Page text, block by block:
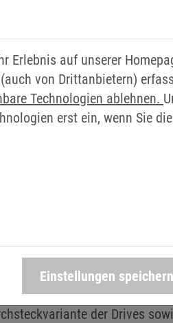
in der Spitze
arbeiten mehrere Drive
Adapter-Platine besteht.
und die
gesteigerte Kosteneffizienz
keine eigens dafür
werden müssen, sondern die
werden. Das reduziert die
Anwender flexibel bei
Sowohl Luft- als auch
möglich.
der Drives
Erlebnis auf unserer
von Drittanbietern)
Technologien ablehnen.
erst ein, wenn Sie
Einstellungen speichern